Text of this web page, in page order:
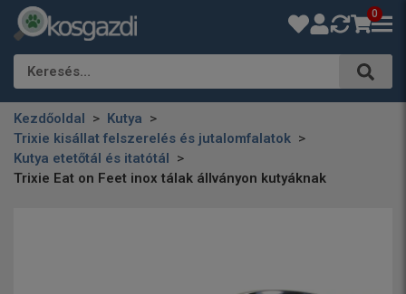
0
Keresés…
Kezdőoldal
Kutya
Trixie kisállat felszerelés és jutalomfalatok
Kutya etetőtál és itatótál
Trixie Eat on Feet inox tálak állványon kutyáknak